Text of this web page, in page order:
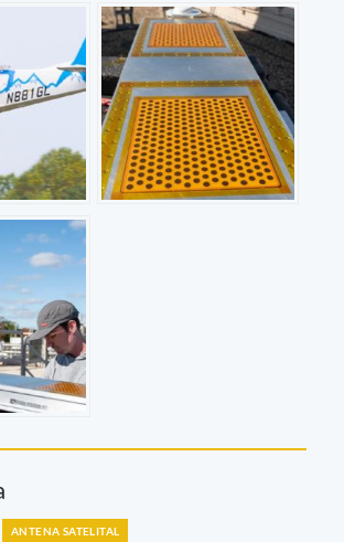
ANTENA SATELITAL